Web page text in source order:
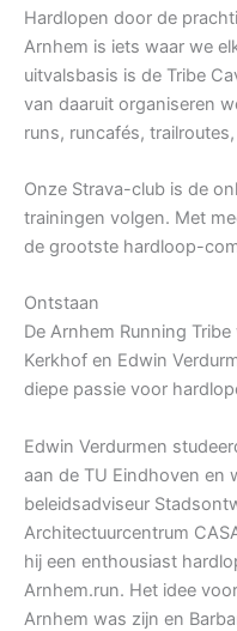
Hardlopen door de
Arnhem is iets waar we
uitvalsbasis is de Tribe
van daaruit organiseren
runs, runcafés,
Onze Strava-club is de
trainingen volgen. Met
de grootste hardloop-
Ontstaan
De Arnhem Running
Kerkhof en Edwin
diepe passie voor
Edwin Verdurmen
aan de TU Eindhoven en
beleidsadviseur
Architectuurcentrum
hij een enthousiast
Arnhem.run. Het idee
Arnhem was zijn en